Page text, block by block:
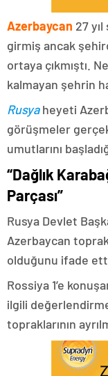
Azerbaycan 27
girmiş ancak
ortaya çıkmıştı.
kalmayan şehrin
Rusyaheyeti
görüşmeler
umutlarını
“Dağlık
Parçası”
Rusya Devlet
Azerbaycan
olduğunu ifade
Rossiya 1’e
ilgili
topraklarının